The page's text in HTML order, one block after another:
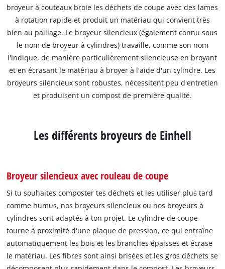
broyeur à couteaux broie les déchets de coupe avec des lames
à rotation rapide et produit un matériau qui convient très
bien au paillage. Le broyeur silencieux (également connu sous
le nom de broyeur à cylindres) travaille, comme son nom
l'indique, de manière particulièrement silencieuse en broyant
et en écrasant le matériau à broyer à l'aide d'un cylindre. Les
broyeurs silencieux sont robustes, nécessitent peu d'entretien
et produisent un compost de première qualité.
Les différents broyeurs de Einhell
Broyeur silencieux avec rouleau de coupe
Si tu souhaites composter tes déchets et les utiliser plus tard
comme humus, nos broyeurs silencieux ou nos broyeurs à
cylindres sont adaptés à ton projet. Le cylindre de coupe
tourne à proximité d'une plaque de pression, ce qui entraîne
automatiquement les bois et les branches épaisses et écrase
le matériau. Les fibres sont ainsi brisées et les gros déchets se